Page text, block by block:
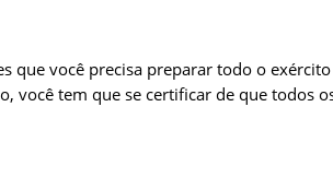
que você precisa preparar todo o
você tem que se certificar de que todos